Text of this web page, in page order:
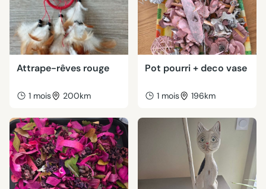
Attrape-rêves rouge
1 mois 200km
Pot pourri + deco vase
1 mois 196km